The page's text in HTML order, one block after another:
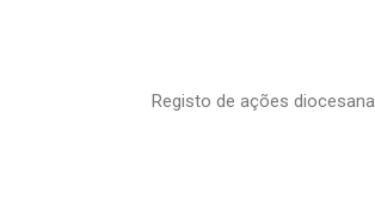
Registo de ações